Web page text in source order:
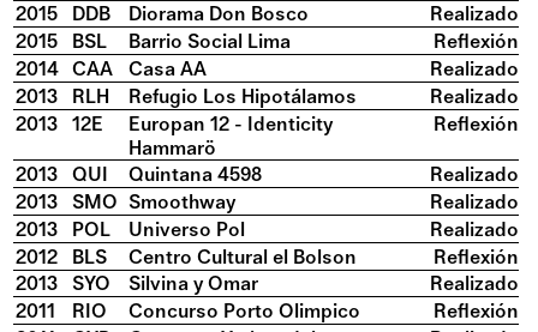
2015
DDB Diorama Don Bosco
Realizado
2015
BSL Barrio Social Lima
Reflexión
2014 CAA Casa AA
Realizado
2013
RLH Refugio Los Hipotálamos
Realizado
2013
12E
Europan 12 - Identicity
Hammarö
Reflexión
2013 QUI Quintana 4598
Realizado
2013
SMO Smoothway
Realizado
2013
POL Universo Pol
Realizado
2012
BLS Centro Cultural el Bolson
Reflexión
2013
SYO Silvina y Omar
Realizado
2011
RIO Concurso Porto Olimpico
Reflexión